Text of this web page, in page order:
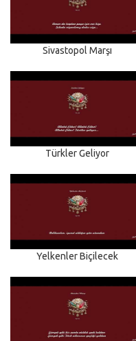
Sivastopol Marşı
Türkler Geliyor
Yelkenler Biçilecek